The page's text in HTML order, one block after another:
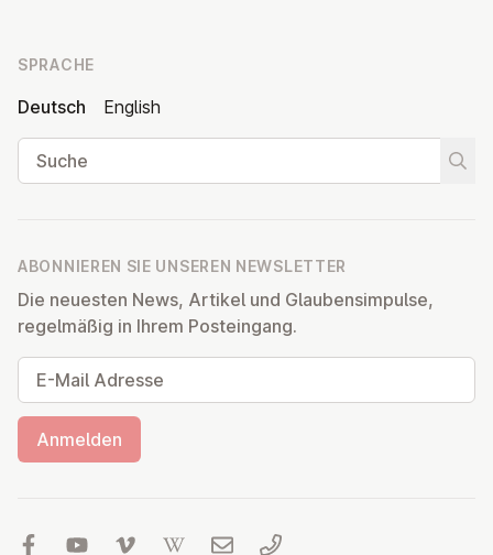
SPRACHE
Deutsch
English
Suche
ABONNIEREN SIE UNSEREN NEWSLETTER
Die neuesten News, Artikel und Glaubensimpulse,
regelmäßig in Ihrem Posteingang.
E-Mail Adresse
Anmelden